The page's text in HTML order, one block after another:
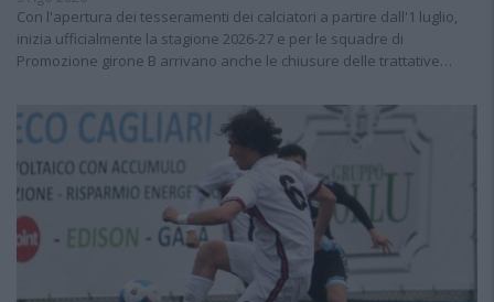
Con l'apertura dei tesseramenti dei calciatori a partire dall'1 luglio,
inizia ufficialmente la stagione 2026-27 e per le squadre di
Promozione girone B arrivano anche le chiusure delle trattative…